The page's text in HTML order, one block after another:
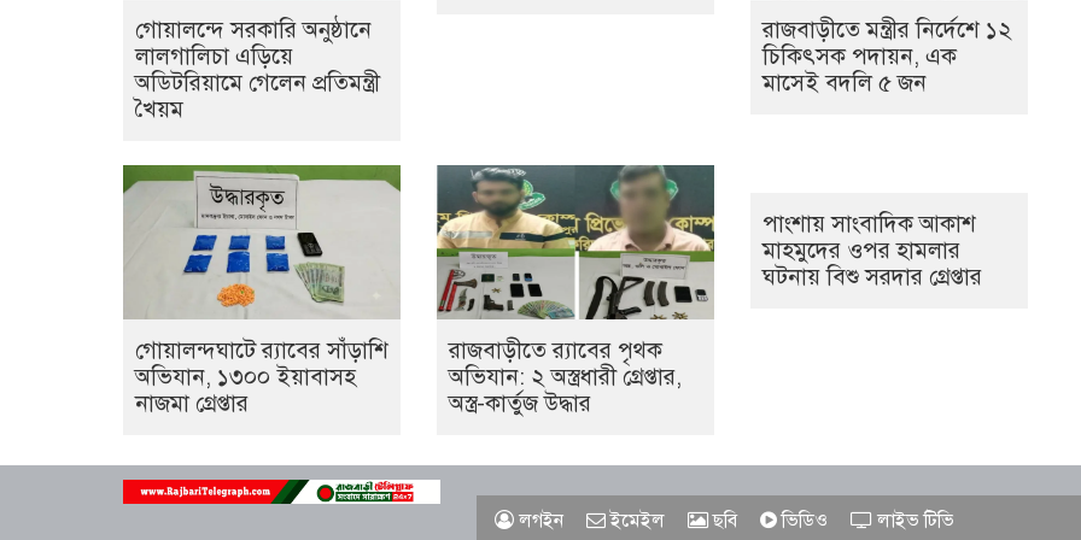
গোয়ালন্দে সরকারি অনুষ্ঠানে
লালগালিচা এড়িয়ে
অডিটরিয়ামে গেলেন প্রতিমন্ত্রী
খৈয়ম
রাজবাড়ীতে মন্ত্রীর নির্দেশে ১২
চিকিৎসক পদায়ন, এক
মাসেই বদলি ৫ জন
গোয়ালন্দঘাটে র‌্যাবের সাঁড়াশি
অভিযান, ১৩০০ ইয়াবাসহ
নাজমা গ্রেপ্তার
রাজবাড়ীতে র‌্যাবের পৃথক
অভিযান: ২ অস্ত্রধারী গ্রেপ্তার,
অস্ত্র-কার্তুজ উদ্ধার
পাংশায় সাংবাদিক আকাশ
মাহমুদের ওপর হামলার
ঘটনায় বিশু সরদার গ্রেপ্তার
লগইন ইমেইল ছবি ভিডিও লাইভ টিভি